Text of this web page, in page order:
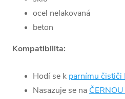
ocel nelakovaná
beton
Kompatibilita:
Hodí se k parnímu čističi
Nasazuje se na